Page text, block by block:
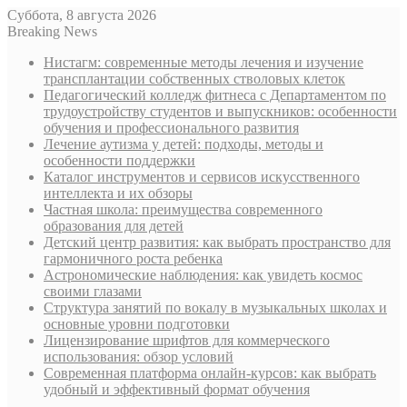
Суббота, 8 августа 2026
Breaking News
Нистагм: современные методы лечения и изучение
трансплантации собственных стволовых клеток
Педагогический колледж фитнеса с Департаментом по
трудоустройству студентов и выпускников: особенности
обучения и профессионального развития
Лечение аутизма у детей: подходы, методы и
особенности поддержки
Каталог инструментов и сервисов искусственного
интеллекта и их обзоры
Частная школа: преимущества современного
образования для детей
Детский центр развития: как выбрать пространство для
гармоничного роста ребенка
Астрономические наблюдения: как увидеть космос
своими глазами
Структура занятий по вокалу в музыкальных школах и
основные уровни подготовки
Лицензирование шрифтов для коммерческого
использования: обзор условий
Современная платформа онлайн-курсов: как выбрать
удобный и эффективный формат обучения